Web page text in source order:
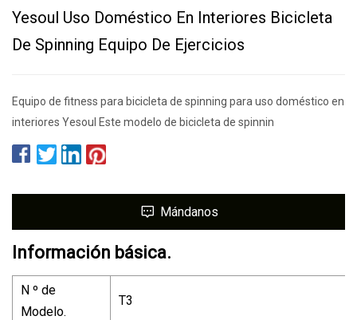
Yesoul Uso Doméstico En Interiores Bicicleta
De Spinning Equipo De Ejercicios
Equipo de fitness para bicicleta de spinning para uso doméstico en
interiores Yesoul Este modelo de bicicleta de spinnin
Mándanos
Información básica.
N º de
Modelo.
T3